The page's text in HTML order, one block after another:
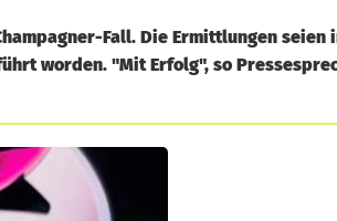
Fall. Die Ermittlungen seien
worden. "Mit Erfolg", so